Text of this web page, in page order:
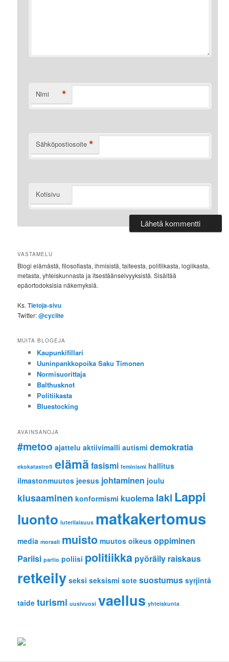
Nimi *
Sähköpostiosoite *
Kotisivu
VASTAMELU
Blogi elämästä, filosofiasta, ihmisistä, taiteesta, politiikasta, logiikasta,
metasta, yhteiskunnasta ja itsestäänselvyyksistä. Sisältää
epäortodoksisia näkemyksiä.
Ks.Tietoja-sivu
Twitter:@cyclite
MUITA BLOGEJA
Kaupunkifillari
Uuninpankkopoika Saku Timonen
Normisuorittaja
Balthusknot
Politiikasta
Bluestocking
AVAINSANOJA
#metoo ajattelu aktiivimalli autismi demokratia
ekokatastrofi elämäfasismi feminismi hallitus
ilmastonmuutos jeesus johtaminen joulu
kiusaaminen konformismi kuolema laki Lappi
luonto luterilaisuus matkakertomus
media moraali muisto muutos oikeus oppiminen
Pariisi partio poliisi politiikka pyöräily raiskaus
retkeily seksi seksismi sote suostumus syrjintä
taide turismi uusivuosi vaellus yhteiskunta